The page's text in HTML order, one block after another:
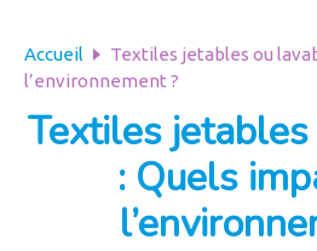
Accueil
Textiles jetables ou
l’environnement ?
Textiles
: Quels